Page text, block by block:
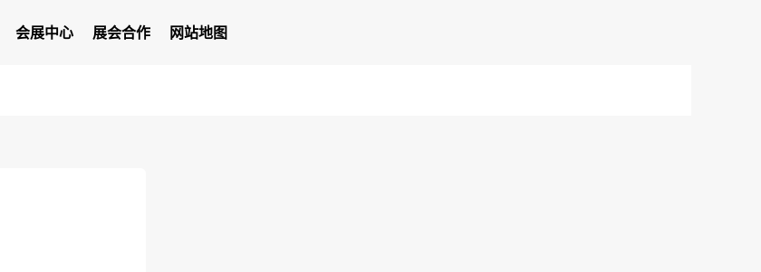
会展中心 展会合作 网站地图